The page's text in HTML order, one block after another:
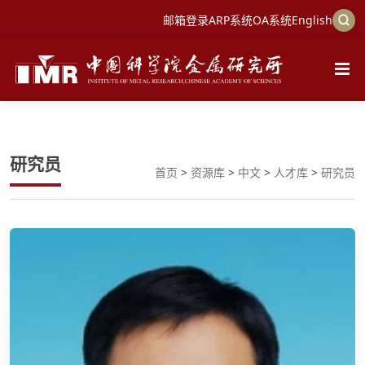
邮箱登录ARP系统OA系统English
研究员 首页 > 资源库 > 中文 > 人才库 > 研究员